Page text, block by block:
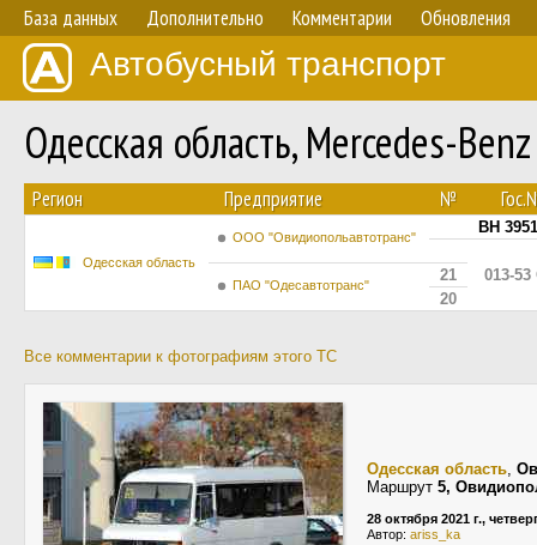
База данных Дополнительно Комментарии Обновления
Автобусный транспорт
Одесская область, Mercedes-
Регион Предприятие №
Одесская область
ООО "Овидиопольавтотранс"
BH
013-
ПАО "Одесавтотранс"
21
20
Все комментарии к фотографиям этого ТС
Одесская область,
Маршрут 5,
28 октября 2021 г.,
Автор: ariss_ka